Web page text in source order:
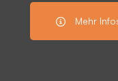
Mehr